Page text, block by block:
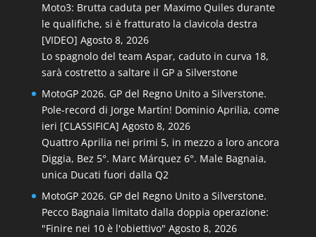
Moto3: Brutta caduta per Maximo Quiles durante
le qualifiche, si è fratturato la clavicola destra
[VIDEO] Agosto 8, 2026
Lo spagnolo del team Aspar, caduto in curva 18,
sarà costretto a saltare il GP a Silverstone
MotoGP 2026. GP del Regno Unito a Silverstone.
Pole-record di Jorge Martín! Dominio Aprilia, come
ieri [CLASSIFICA] Agosto 8, 2026
Quattro Aprilia nei primi 5, in mezzo a loro ancora
Diggia, Bez 5°. Marc Márquez 6°. Male Bagnaia,
unica Ducati fuori dalla Q2
MotoGP 2026. GP del Regno Unito a Silverstone.
Pecco Bagnaia limitato dalla doppia operazione:
"Finire nei 10 è l'obiettivo" Agosto 8, 2026